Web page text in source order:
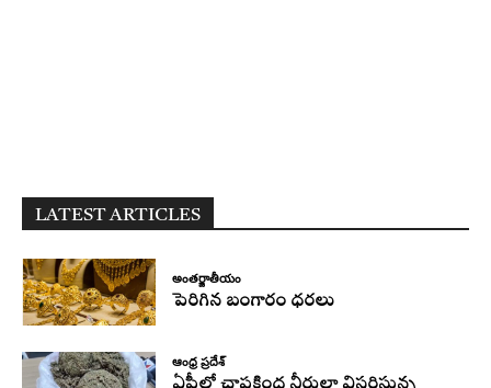
LATEST ARTICLES
అంతర్జాతీయం
పెరిగిన బంగారం ధరలు
ఆంధ్ర ప్రదేశ్